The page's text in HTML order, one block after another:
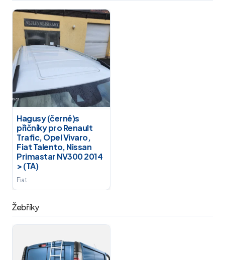
Hagusy (černé)s
přičníky pro Renault
Trafic, Opel Vivaro,
Fiat Talento, Nissan
Primastar NV300 2014
> (TA)
Fiat
Žebříky